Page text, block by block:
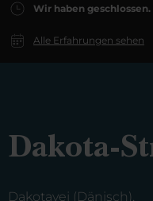
Wir haben
Alle Erfahrungen sehen
Dakota-
Dakotavej (Dänisch).